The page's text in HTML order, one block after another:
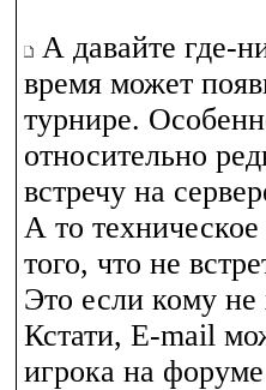
А давайте где-
время может
турнире.
относительно
встречу на
А то
того, что не
Это если кому не
Кстати, E-mail
игрока на форуме